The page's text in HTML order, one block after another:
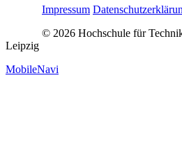
Impressum
© 2026 Hochschule für
Leipzig
MobileNavi